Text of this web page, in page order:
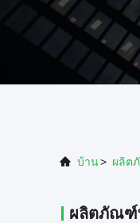
บ้าน> ผลิต
ผลิตภัณฑ์